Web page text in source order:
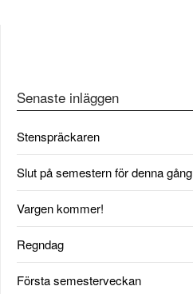
Senaste inläggen
Stenspräckaren
Slut på semestern för denna gång
Vargen kommer!
Regndag
Första semesterveckan